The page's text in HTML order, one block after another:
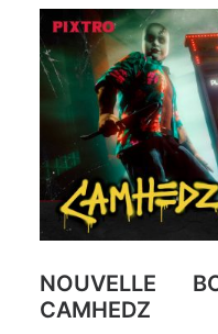
NOUVELLE
CAMHEDZ